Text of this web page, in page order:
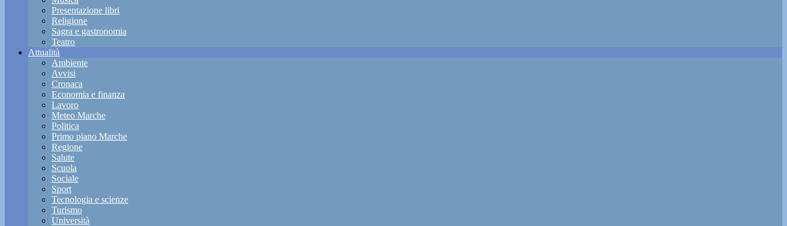
Presentazione libri
Religione
Sagra e gastronomia
Teatro
Attualità
Ambiente
Avvisi
Cronaca
Economia e finanza
Lavoro
Meteo Marche
Politica
Primo piano Marche
Regione
Salute
Scuola
Sociale
Sport
Tecnologia e scienze
Turismo
Università